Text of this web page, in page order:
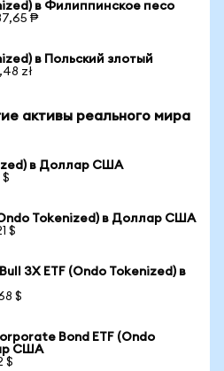
в Филиппинское песо
₱
в Польский злотый
zł
активы реального мира
в Доллар США
$
Tokenized) в Доллар США
$
3X ETF (Ondo Tokenized) в
$
Bond ETF (Ondo
США
$